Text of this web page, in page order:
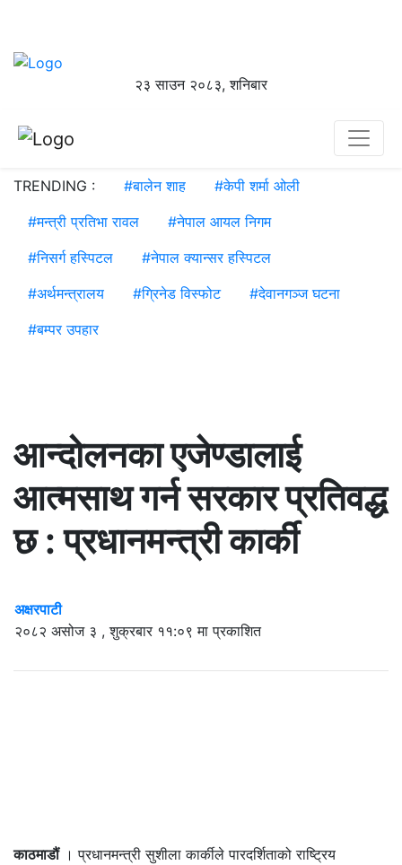
२३ साउन २०८३, शनिबार
TRENDING : #बालेन शाह #केपी शर्मा ओली
#मन्त्री प्रतिभा रावल #नेपाल आयल निगम
#निसर्ग हस्पिटल #नेपाल क्यान्सर हस्पिटल
#अर्थमन्त्रालय #ग्रिनेड विस्फोट #देवानगञ्ज घटना
#बम्पर उपहार
आन्दोलनका एजेण्डालाई
आत्मसाथ गर्न सरकार प्रतिवद्ध
छ : प्रधानमन्त्री कार्की
अक्षरपाटी
२०८२ असोज ३ , शुक्रबार ११:०९ मा प्रकाशित
काठमाडौं। प्रधानमन्त्री सुशीला कार्कीले पारदर्शिताको राष्ट्रिय